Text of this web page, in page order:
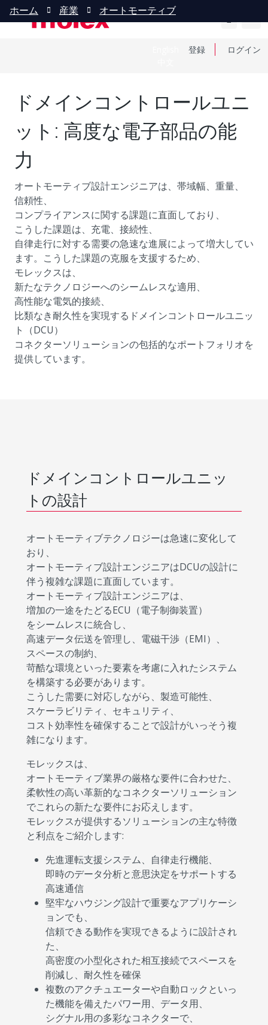
登録 ログイン
ホーム 産業 オートモーティブ
ドメインコントロールユニ
ット: 高度な電子部品の能
力
オートモーティブ設計エンジニアは、帯域幅、重量、
信頼性、
コンプライアンスに関する課題に直面しており、
こうした課題は、充電、接続性、
自律走行に対する需要の急速な進展によって増大してい
ます。こうした課題の克服を支援するため、
モレックスは、
新たなテクノロジーへのシームレスな適用、
高性能な電気的接続、
比類なき耐久性を実現するドメインコントロールユニッ
ト（DCU）
コネクターソリューションの包括的なポートフォリオを
提供しています。
ドメインコントロールユニッ
トの設計
オートモーティブテクノロジーは急速に変化して
おり、
オートモーティブ設計エンジニアはDCUの設計に
伴う複雑な課題に直面しています。
オートモーティブ設計エンジニアは、
増加の一途をたどるECU（電子制御装置）
をシームレスに統合し、
高速データ伝送を管理し、電磁干渉（EMI）、
スペースの制約、
苛酷な環境といった要素を考慮に入れたシステム
を構築する必要があります。
こうした需要に対応しながら、製造可能性、
スケーラビリティ、セキュリティ、
コスト効率性を確保することで設計がいっそう複
雑になります。
モレックスは、
オートモーティブ業界の厳格な要件に合わせた、
柔軟性の高い革新的なコネクターソリューション
でこれらの新たな要件にお応えします。
モレックスが提供するソリューションの主な特徴
と利点をご紹介します:
先進運転支援システム、自律走行機能、
即時のデータ分析と意思決定をサポートする
高速通信
堅牢なハウジング設計で重要なアプリケーシ
ョンでも、
信頼できる動作を実現できるように設計され
た、
高密度の小型化された相互接続でスペースを
削減し、耐久性を確保
複数のアクチュエーターや自動ロックといっ
た機能を備えたパワー用、データ用、
シグナル用の多彩なコネクターで、